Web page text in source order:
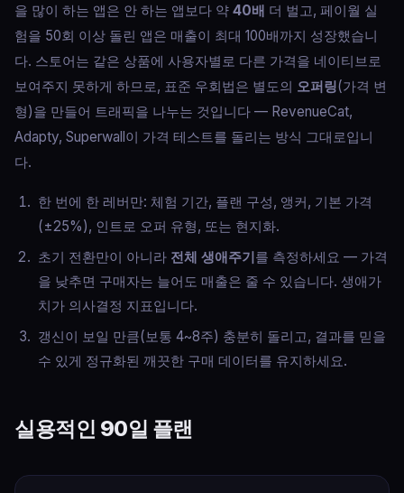
을 많이 하는 앱은 안 하는 앱보다 약 40배 더 벌고, 페이월 실
험을 50회 이상 돌린 앱은 매출이 최대 100배까지 성장했습니
다. 스토어는 같은 상품에 사용자별로 다른 가격을 네이티브로
보여주지 못하게 하므로, 표준 우회법은 별도의 오퍼링(가격 변
형)을 만들어 트래픽을 나누는 것입니다 — RevenueCat,
Adapty, Superwall이 가격 테스트를 돌리는 방식 그대로입니
다.
한 번에 한 레버만: 체험 기간, 플랜 구성, 앵커, 기본 가격
(±25%), 인트로 오퍼 유형, 또는 현지화.
초기 전환만이 아니라 전체 생애주기를 측정하세요 — 가격
을 낮추면 구매자는 늘어도 매출은 줄 수 있습니다. 생애가
치가 의사결정 지표입니다.
갱신이 보일 만큼(보통 4~8주) 충분히 돌리고, 결과를 믿을
수 있게 정규화된 깨끗한 구매 데이터를 유지하세요.
실용적인 90일 플랜